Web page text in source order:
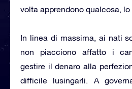
volta apprendono qualcosa,
In linea di massima, ai nati
non piacciono affatto i
gestire il denaro alla
difficile lusingarli. A